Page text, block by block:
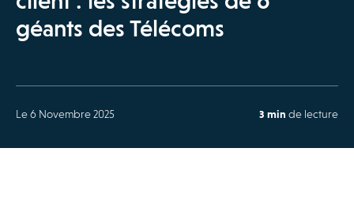
géants des Télécoms
Le 6 Novembre 2025 3 min de lecture